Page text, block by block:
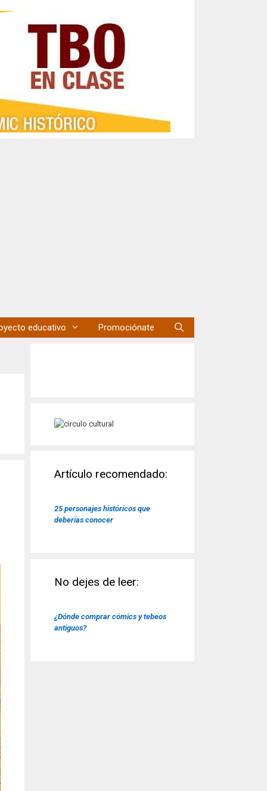
educativo Promociónate
Artículo recomendado:
25 personajes históricos que
deberías conocer
No dejes de leer:
¿Dónde comprar cómics y tebeos
antiguos?